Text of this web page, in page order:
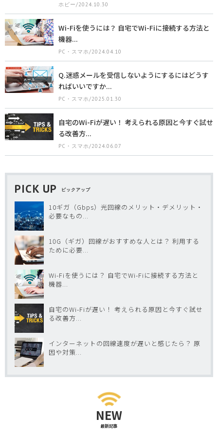
ホビー/2024.10.30
Wi-Fiを使うには？ 自宅でWi-Fiに接続する方法と
機器...
PC・スマホ/2024.04.10
Q.迷惑メールを受信しないようにするにはどうす
ればいいですか...
PC・スマホ/2025.01.30
自宅のWi-Fiが遅い！ 考えられる原因と今すぐ試せ
る改善方...
PC・スマホ/2024.06.07
PICK UP ピックアップ
10ギガ（Gbps）光回線のメリット・デメリット・
必要なもの...
10G（ギガ）回線がおすすめな人とは？ 利用する
ために必要...
Wi-Fiを使うには？ 自宅でWi-Fiに接続する方法と
機器...
自宅のWi-Fiが遅い！ 考えられる原因と今すぐ試せ
る改善方...
インターネットの回線速度が遅いと感じたら？ 原
因や対策...
NEW
最新記事